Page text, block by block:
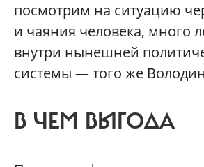
посмотрим на ситуацию
и чаяния человека, много
внутри нынешней
системы — того же
В ЧЕМ ВЫГОДА